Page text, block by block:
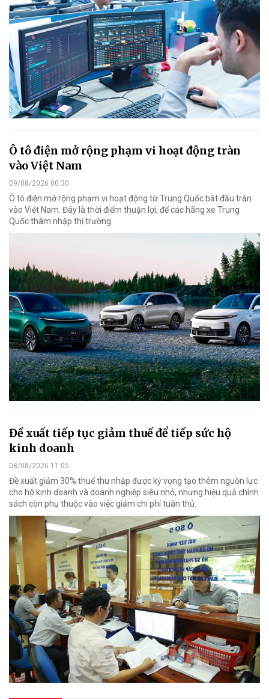
Ô tô điện mở rộng phạm vi hoạt động tràn
vào Việt Nam
09/08/2026 00:30
Ô tô điện mở rộng phạm vi hoạt động từ Trung Quốc bắt đầu tràn
vào Việt Nam. Đây là thời điểm thuận lợi, để các hãng xe Trung
Quốc thâm nhập thị trường.
Đề xuất tiếp tục giảm thuế để tiếp sức hộ
kinh doanh
08/08/2026 11:05
Đề xuất giảm 30% thuế thu nhập được kỳ vọng tạo thêm nguồn lực
cho hộ kinh doanh và doanh nghiệp siêu nhỏ, nhưng hiệu quả chính
sách còn phụ thuộc vào việc giảm chi phí tuân thủ.